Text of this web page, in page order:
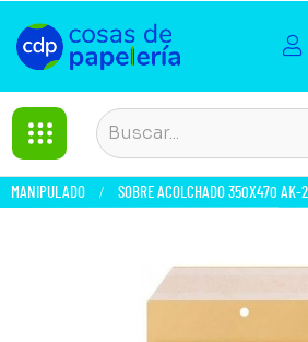
MANIPULADO SOBRE ACOLCHADO 350X470 AK-